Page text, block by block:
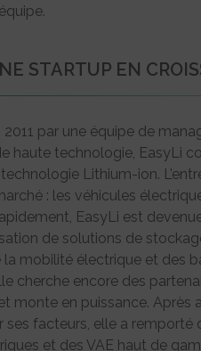
STARTUP EN
2011 par une équipe de
haute technologie, EasyLi
Lithium-ion.
: les véhicules
EasyLi est
de solutions de
la mobilité électrique et des
cherche encore des
monte en puissance. Après
ses facteurs, elle a
et des VAE haut de